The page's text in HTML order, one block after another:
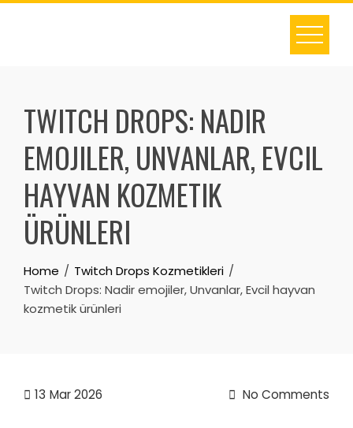
Skip
TWITCH DROPS: NADIR
EMOJILER, UNVANLAR, EVCIL
HAYVAN KOZMETIK
ÜRÜNLERI
Home
Twitch Drops Kozmetikleri
Twitch Drops: Nadir emojiler, Unvanlar, Evcil hayvan
kozmetik ürünleri
13 Mar 2026 No Comments